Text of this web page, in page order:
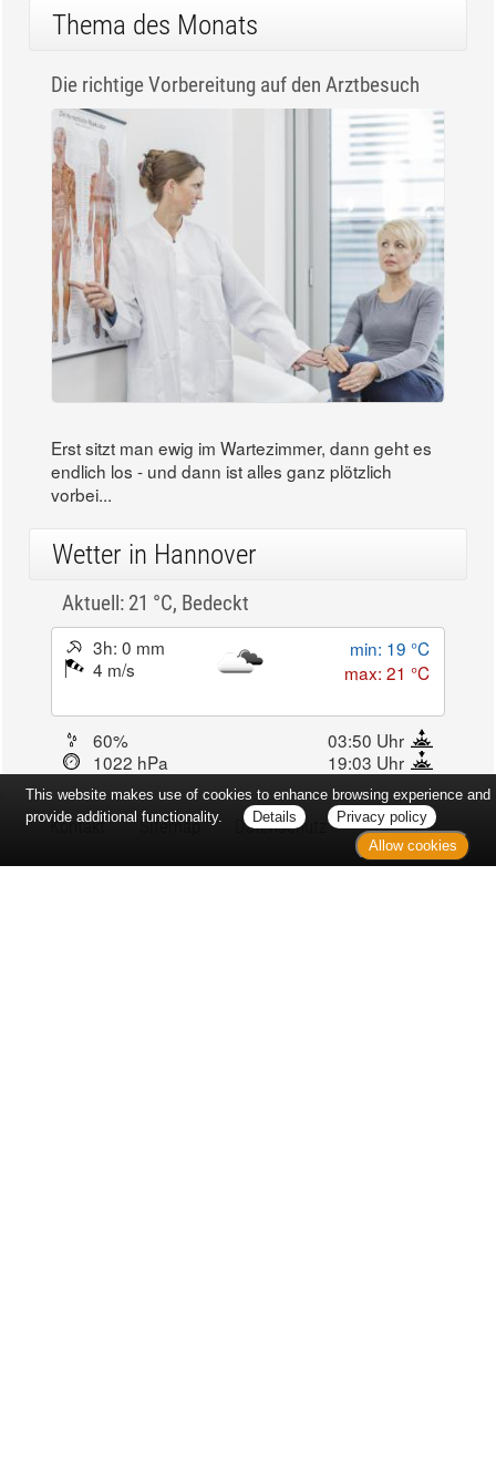
Thema des Monats
Die richtige Vorbereitung auf den Arztbesuch
Erst sitzt man ewig im Wartezimmer, dann geht es
endlich los - und dann ist alles ganz plötzlich
vorbei...
Wetter in Hannover
Aktuell: 21 °C, Bedeckt
3h: 0 mm
4 m/s
min: 19 °C
max: 21 °C
60%
03:50 Uhr
1022 hPa
19:03 Uhr
Kontakt Sitemap Datenschutz
This website makes use of cookies to enhance browsing experience and
provide additional functionality.
Details
Privacy policy
Allow cookies